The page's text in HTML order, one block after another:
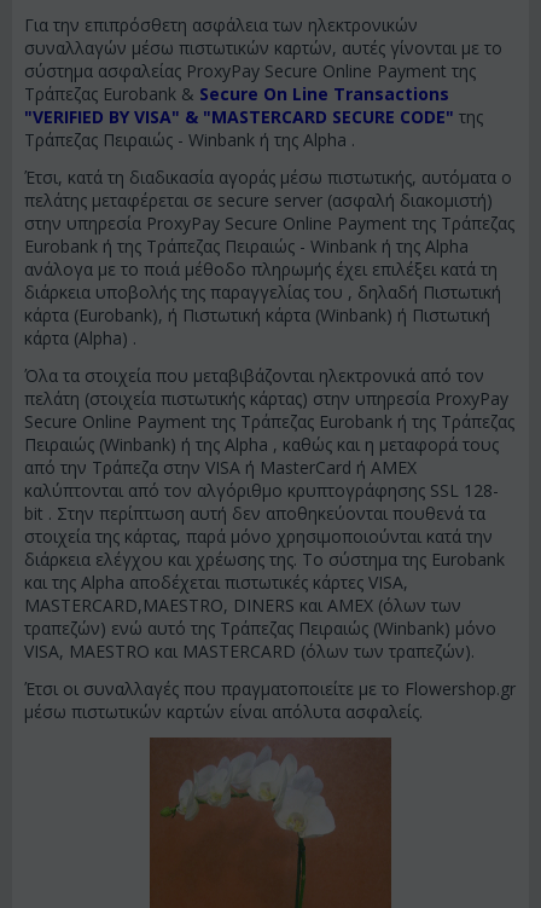
Για την επιπρόσθετη ασφάλεια των ηλεκτρονικών
συναλλαγών μέσω πιστωτικών καρτών, αυτές γίνονται με το
σύστημα ασφαλείας ProxyPay Secure Online Payment της
Τράπεζας Eurobank & Secure On Line Transactions
"VERIFIED BY VISA" & "MASTERCARD SECURE CODE" της
Τράπεζας Πειραιώς - Winbank ή της Alpha .
Έτσι, κατά τη διαδικασία αγοράς μέσω πιστωτικής, αυτόματα ο
πελάτης μεταφέρεται σε secure server (ασφαλή διακομιστή)
στην υπηρεσία ProxyPay Secure Online Payment της Τράπεζας
Eurobank ή της Τράπεζας Πειραιώς - Winbank ή της Alpha
ανάλογα με το ποιά μέθοδο πληρωμής έχει επιλέξει κατά τη
διάρκεια υποβολής της παραγγελίας του , δηλαδή Πιστωτική
κάρτα (Eurobank), ή Πιστωτική κάρτα (Winbank) ή Πιστωτική
κάρτα (Alpha) .
Όλα τα στοιχεία που μεταβιβάζονται ηλεκτρονικά από τον
πελάτη (στοιχεία πιστωτικής κάρτας) στην υπηρεσία ProxyPay
Secure Online Payment της Τράπεζας Eurobank ή της Τράπεζας
Πειραιώς (Winbank) ή της Alpha , καθώς και η μεταφορά τους
από την Τράπεζα στην VISA ή MasterCard ή AMEX
καλύπτονται από τον αλγόριθμο κρυπτογράφησης SSL 128-
bit . Στην περίπτωση αυτή δεν αποθηκεύονται πουθενά τα
στοιχεία της κάρτας, παρά μόνο χρησιμοποιούνται κατά την
διάρκεια ελέγχου και χρέωσης της. Το σύστημα της Eurobank
και της Alpha αποδέχεται πιστωτικές κάρτες VISA,
MASTERCARD,MAESTRO, DINERS και AMEX (όλων των
τραπεζών) ενώ αυτό της Τράπεζας Πειραιώς (Winbank) μόνο
VISA, MAESTRO και MASTERCARD (όλων των τραπεζών).
Έτσι οι συναλλαγές που πραγματοποιείτε με το Flowershop.gr
μέσω πιστωτικών καρτών είναι απόλυτα ασφαλείς.